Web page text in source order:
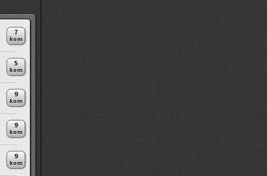
7
kom
5
kom
9
kom
9
kom
9
kom